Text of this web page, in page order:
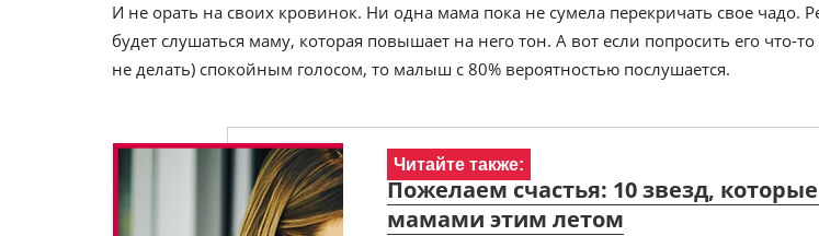
И не орать на своих кровинок. Ни одна мама пока не сумела перекричать свое чадо.
будет слушаться маму, которая повышает на него тон. А вот если попросить его что-то
не делать) спокойным голосом, то малыш с 80% вероятностью послушается.
Читайте также:
Пожелаем счастья: 10 звезд,
мамами этим летом